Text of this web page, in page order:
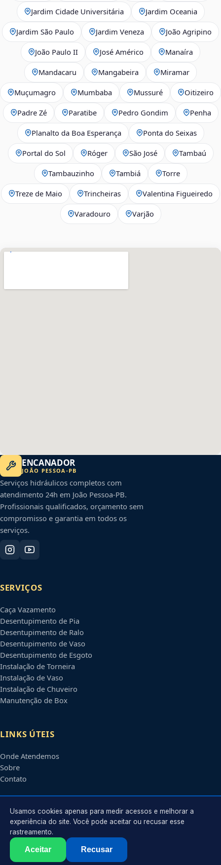
Jardim Cidade Universitária Jardim Oceania
Jardim São Paulo Jardim Veneza João Agripino
João Paulo II José Américo Manaíra
Mandacaru Mangabeira Miramar
Muçumagro Mumbaba Mussuré Oitizeiro
Padre Zé Paratibe Pedro Gondim Penha
Planalto da Boa Esperança Ponta do Seixas
Portal do Sol Róger São José Tambaú
Tambauzinho Tambiá Torre
Treze de Maio Trincheiras Valentina Figueiredo
Varadouro Varjão
ENCANADOR
JOÃO PESSOA -PB
Serviços hidráulicos completos com
atendimento 24h em João Pessoa-PB.
Profissionais qualificados, orçamento sem
compromisso e garantia em todos os
serviços.
SERVIÇOS
Caça Vazamento
Desentupimento de Pia
Desentupimento de Ralo
Desentupimento de Vaso
Desentupimento de Esgoto
Instalação de Torneira
Instalação de Vaso
Instalação de Chuveiro
Manutenção de Box
LINKS ÚTEIS
Onde Atendemos
Sobre
Contato
CONTATO
Atendimento em
contato@encanadoremjoaopessoa.com.br
2026 Encanador emJoão Pessoa
. Todos os direitos reservados.
Usamos cookies apenas para medir acessos e melhorar a
experiência do site. Você pode aceitar ou recusar esse
rastreamento.
Aceitar Recusar